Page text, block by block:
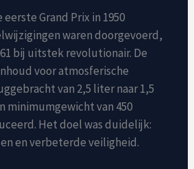
Grand Prix in 1950
waren doorgevoerd,
bij uitstek revolutionair. De
voor atmosferische
van 2,5 liter naar 1,5
minimumgewicht van 450
Het doel was duidelijk:
en verbeterde veiligheid.